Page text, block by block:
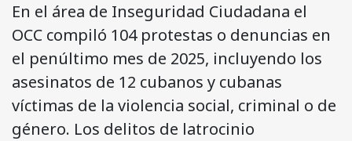
En el área de Inseguridad Ciudadana el
OCC compiló 104 protestas o denuncias en
el penúltimo mes de 2025, incluyendo los
asesinatos de 12 cubanos y cubanas
víctimas de la violencia social, criminal o de
género. Los delitos de latrocinio